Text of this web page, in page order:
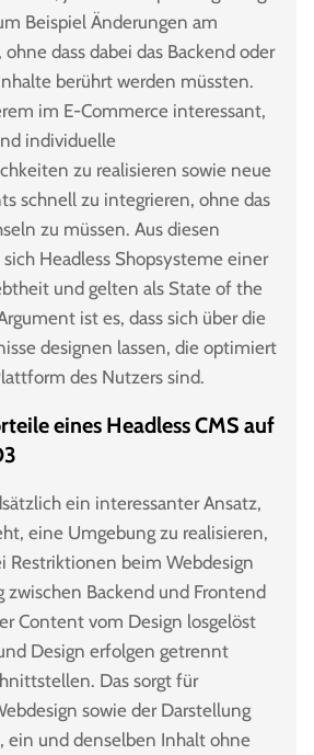
Beispiel Änderungen am
dass dabei das Backend oder
berührt werden müssten.
im E-Commerce interessant,
individuelle
zu realisieren sowie neue
schnell zu integrieren, ohne das
zu müssen. Aus diesen
Headless Shopsysteme einer
und gelten als State of the
ist es, dass sich über die
designen lassen, die optimiert
des Nutzers sind.
eines Headless CMS auf
ein interessanter Ansatz,
eine Umgebung zu realisieren,
Restriktionen beim Webdesign
zwischen Backend und Frontend
Content vom Design losgelöst
Design erfolgen getrennt
Das sorgt für
sowie der Darstellung
ein und denselben Inhalt ohne